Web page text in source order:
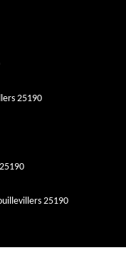
25190
25190